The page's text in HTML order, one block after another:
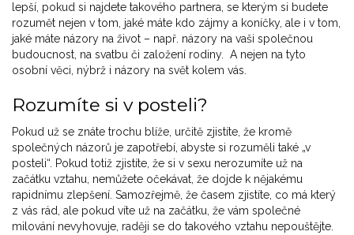
lepší, pokud si najdete takového partnera, se kterým si budete
rozumět nejen v tom, jaké máte kdo zájmy a koníčky, ale i v tom,
jaké máte názory na život – např. názory na vaši společnou
budoucnost, na svatbu či založení rodiny. A nejen na tyto
osobní věci, nýbrž i názory na svět kolem vás.
Rozumíte si v posteli?
Pokud už se znáte trochu blíže, určitě zjistíte, že kromě
společných názorů je zapotřebí, abyste si rozuměli také „v
posteli“. Pokud totiž zjistíte, že si v sexu nerozumíte už na
začátku vztahu, nemůžete očekávat, že dojde k nějakému
rapidnímu zlepšení. Samozřejmě, že časem zjistíte, co má který
z vás rád, ale pokud víte už na začátku, že vám společné
milování nevyhovuje, raději se do takového vztahu nepouštějte.